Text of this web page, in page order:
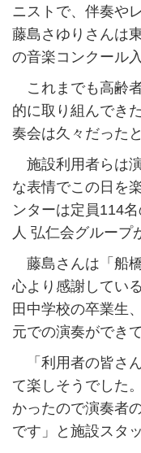
ニストで、伴奏や
藤島さゆりさんは
の音楽コンクール
これまでも高齢
的に取り組んでき
奏会は久々だったと
施設利用者らは
な表情でこの日を
ンターは定員114
人 弘仁会グループ
藤島さんは「船
心より感謝してい
田中学校の卒業生
元での演奏ができ
「利用者の皆さ
て楽しそうでした
かったので演奏者
です」と施設スタッ